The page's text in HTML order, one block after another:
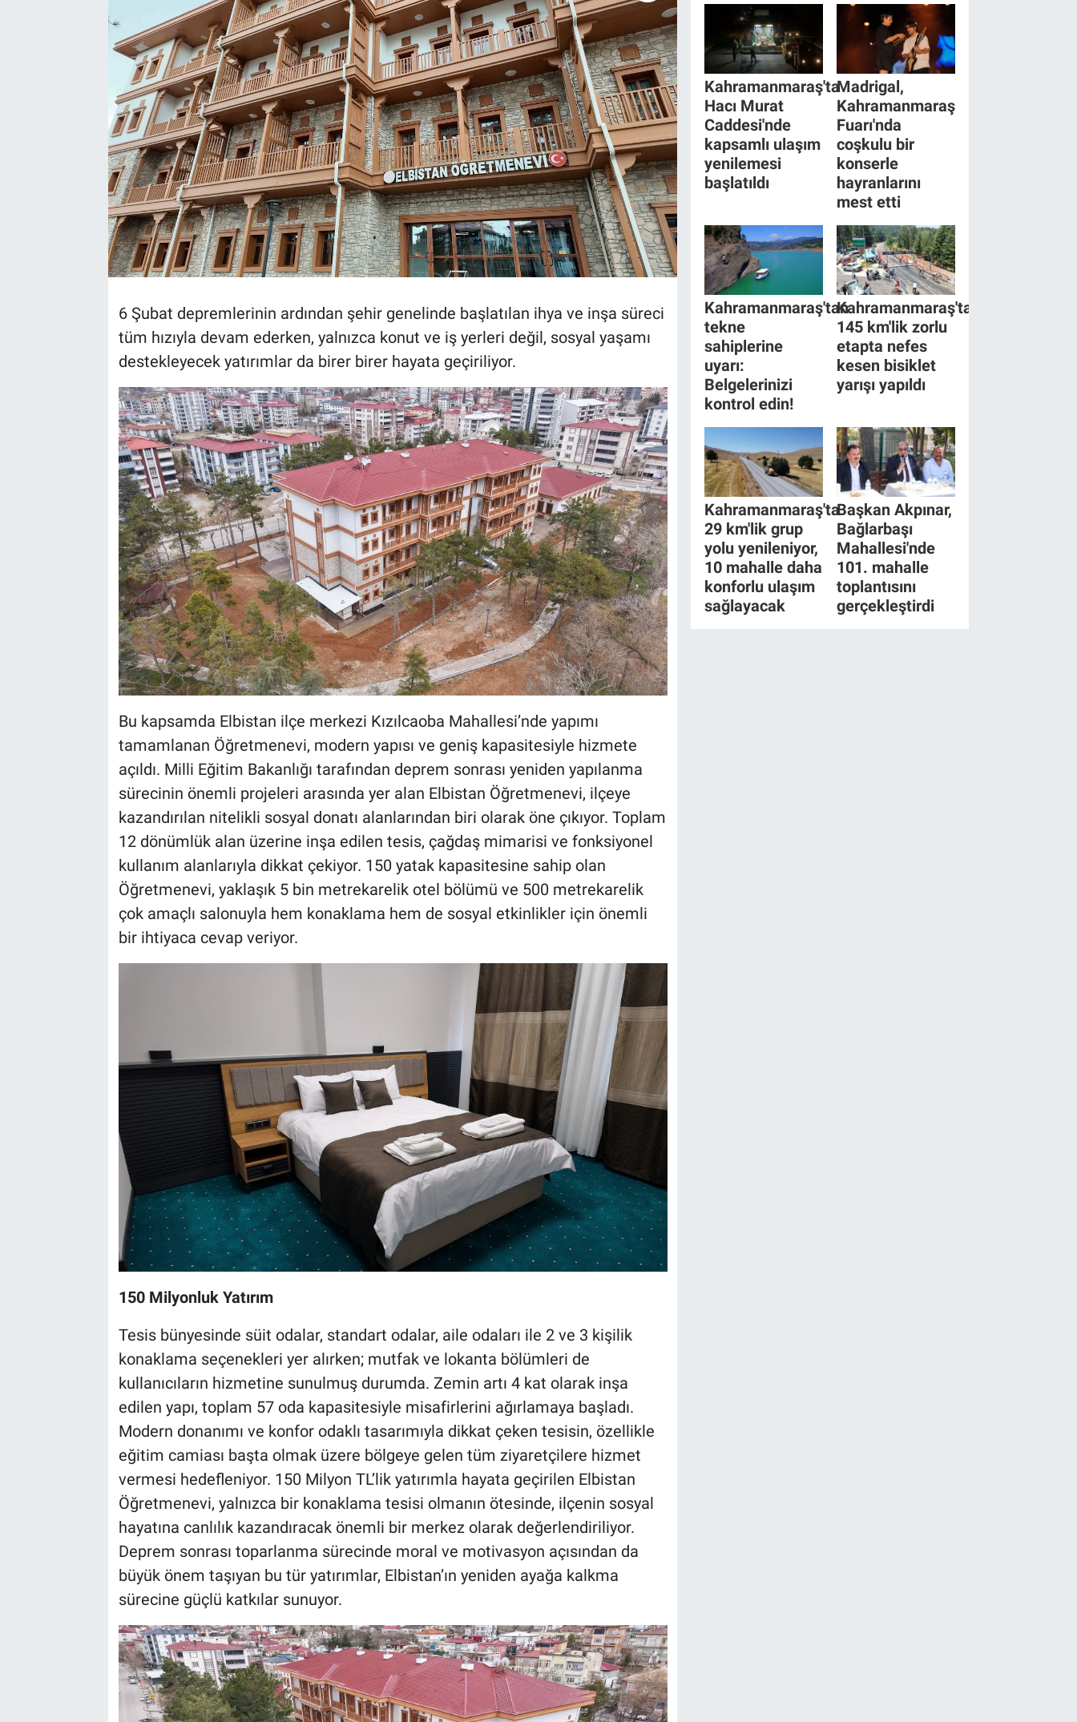
6 Şubat depremlerinin ardından şehir genelinde başlatılan ihya ve inşa süreci
tüm hızıyla devam ederken, yalnızca konut ve iş yerleri değil, sosyal yaşamı
destekleyecek yatırımlar da birer birer hayata geçiriliyor.
Bu kapsamda Elbistan ilçe merkezi Kızılcaoba Mahallesi’nde yapımı
tamamlanan Öğretmenevi, modern yapısı ve geniş kapasitesiyle hizmete
açıldı. Milli Eğitim Bakanlığı tarafından deprem sonrası yeniden yapılanma
sürecinin önemli projeleri arasında yer alan Elbistan Öğretmenevi, ilçeye
kazandırılan nitelikli sosyal donatı alanlarından biri olarak öne çıkıyor. Toplam
12 dönümlük alan üzerine inşa edilen tesis, çağdaş mimarisi ve fonksiyonel
kullanım alanlarıyla dikkat çekiyor. 150 yatak kapasitesine sahip olan
Öğretmenevi, yaklaşık 5 bin metrekarelik otel bölümü ve 500 metrekarelik
çok amaçlı salonuyla hem konaklama hem de sosyal etkinlikler için önemli
bir ihtiyaca cevap veriyor.
150 Milyonluk Yatırım
Tesis bünyesinde süit odalar, standart odalar, aile odaları ile 2 ve 3 kişilik
konaklama seçenekleri yer alırken; mutfak ve lokanta bölümleri de
kullanıcıların hizmetine sunulmuş durumda. Zemin artı 4 kat olarak inşa
edilen yapı, toplam 57 oda kapasitesiyle misafirlerini ağırlamaya başladı.
Modern donanımı ve konfor odaklı tasarımıyla dikkat çeken tesisin, özellikle
eğitim camiası başta olmak üzere bölgeye gelen tüm ziyaretçilere hizmet
vermesi hedefleniyor. 150 Milyon TL’lik yatırımla hayata geçirilen Elbistan
Öğretmenevi, yalnızca bir konaklama tesisi olmanın ötesinde, ilçenin sosyal
hayatına canlılık kazandıracak önemli bir merkez olarak değerlendiriliyor.
Deprem sonrası toparlanma sürecinde moral ve motivasyon açısından da
büyük önem taşıyan bu tür yatırımlar, Elbistan’ın yeniden ayağa kalkma
sürecine güçlü katkılar sunuyor.
Kahramanmaraş'ta
Hacı Murat
Caddesi'nde
kapsamlı ulaşım
yenilemesi
başlatıldı
Madrigal,
Kahramanmaraş
Fuarı'nda
coşkulu bir
konserle
hayranlarını
mest etti
Kahramanmaraş'tan
tekne
sahiplerine
uyarı:
Belgelerinizi
kontrol edin!
Kahramanmaraş'ta
145 km'lik zorlu
etapta nefes
kesen bisiklet
yarışı yapıldı
Kahramanmaraş'ta
29 km'lik grup
yolu yenileniyor,
10 mahalle daha
konforlu ulaşım
sağlayacak
Başkan Akpınar,
Bağlarbaşı
Mahallesi'nde
101. mahalle
toplantısını
gerçekleştirdi
TEKNOLOJİ
Bilim, Teknoloji
HABERDE İNSAN
BİLİM VE TEKNOLOJİ